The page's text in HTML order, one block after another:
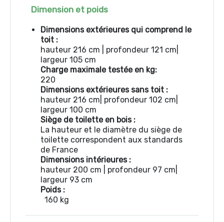
Dimension et poids
Dimensions extérieures qui comprend le
toit :
hauteur 216 cm | profondeur 121 cm|
largeur 105 cm
Charge maximale testée en kg:
220
Dimensions extérieures sans toit :
hauteur 216 cm| profondeur 102 cm|
largeur 100 cm
Siège de toilette en bois :
La hauteur et le diamètre du siège de
toilette correspondent aux standards
de France
Dimensions intérieures :
hauteur 200 cm | profondeur 97 cm|
largeur 93 cm
Poids :
160 kg